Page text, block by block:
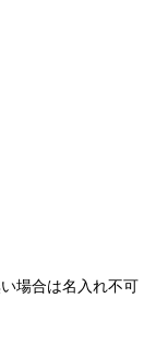
場合は名入れ不可